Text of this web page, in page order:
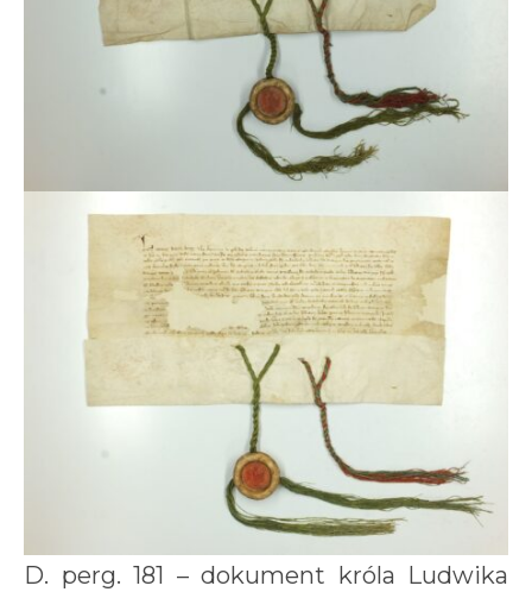
D. perg. 181 – dokument króla Ludwika